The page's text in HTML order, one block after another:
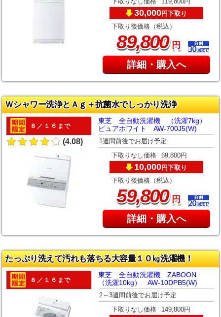
30,000円下取り
下取り後価格（税込）
89,800円
詳細・購入へ
Ｗシャワー洗浄とＡｇ＋抗菌水でしっかり洗浄
８／１６まで
(4.08)
東芝 全自動洗濯機 （洗濯7kg）
ピュアホワイト AW-700J5(W)
1週間前後でお届け予定
下取りなし価格 69,800円
10,000円下取り
下取り後価格（税込）
59,800円
詳細・購入へ
たっぷり洗えて汚れも落ちる大容量１０㎏洗濯機！
８／１６まで
東芝 全自動洗濯機 ZABOON
（洗濯10kg） AW-10DPB5(W)
2～3週間前後でお届け予定
下取りなし価格 149,800円